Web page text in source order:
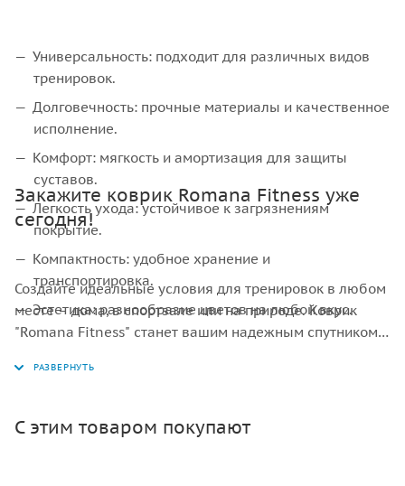
Универсальность: подходит для различных видов
тренировок.
Долговечность: прочные материалы и качественное
исполнение.
Комфорт: мягкость и амортизация для защиты
суставов.
Легкость ухода: устойчивое к загрязнениям
покрытие.
Компактность: удобное хранение и
транспортировка.
Эстетика: разнообразие цветов на любой вкус.
Закажите коврик Romana Fitness уже
сегодня!
Создайте идеальные условия для тренировок в любом
месте – дома, в спортзале или на природе. Коврик
"Romana Fitness" станет вашим надежным спутником
упустите возможность сделать свои тренировки
С этим товаром покупают